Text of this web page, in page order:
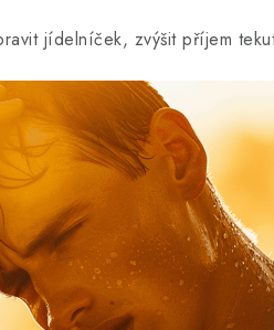
jídelníček, zvýšit příjem